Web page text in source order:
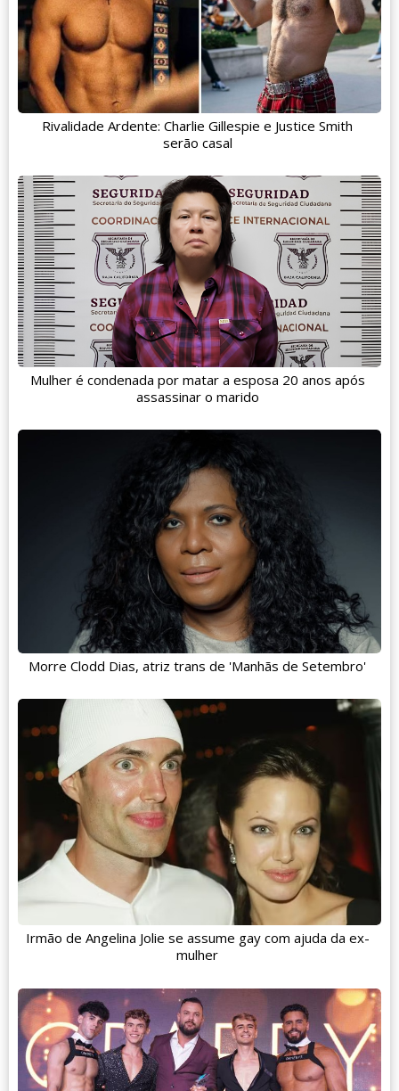
Rivalidade Ardente: Charlie Gillespie e Justice Smith
serão casal
Mulher é condenada por matar a esposa 20 anos após
assassinar o marido
Morre Clodd Dias, atriz trans de 'Manhãs de Setembro'
Irmão de Angelina Jolie se assume gay com ajuda da ex-
mulher